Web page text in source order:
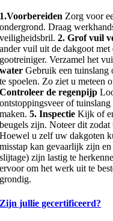
1.Voorbereiden Zorg voor
ondergrond. Draag
veiligheidsbril.2. Grof vuil
ander vuil uit de dakgoot met
gootreiniger. Verzamel het
water Gebruik een tuinslang
te spoelen. Zo ziet u meteen
Controleer de regenpijp
ontstoppingsveer of
maken.5. Inspectie Kijk of
beugels zijn. Noteer dit
Hoewel u zelf uw dakgoten
misstap kan gevaarlijk zijn
slijtage) zijn lastig te
ervoor om het werk uit te
grondig.
Zijn jullie gecertificeerd?